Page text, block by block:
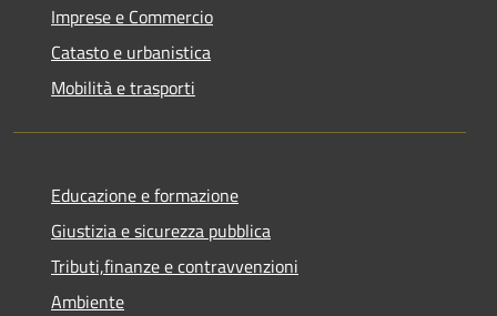
Imprese e Commercio
Catasto e urbanistica
Mobilità e trasporti
Educazione e formazione
Giustizia e sicurezza pubblica
Tributi,finanze e contravvenzioni
Ambiente